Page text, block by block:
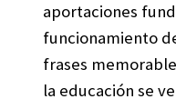
aportaciones
funcionamiento
frases
la educación se